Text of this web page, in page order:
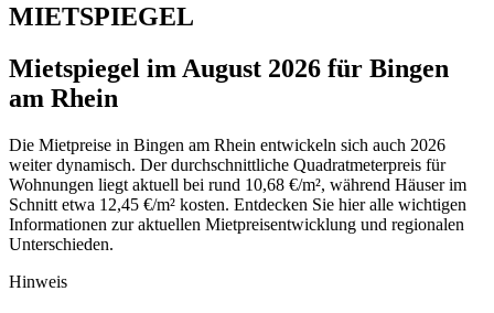
MIETSPIEGEL
Mietspiegel im August 2026 für Bingen
am Rhein
Die Mietpreise in Bingen am Rhein entwickeln sich auch 2026
weiter dynamisch. Der durchschnittliche Quadratmeterpreis für
Wohnungen liegt aktuell bei rund 10,68 €/m², während Häuser im
Schnitt etwa 12,45 €/m² kosten. Entdecken Sie hier alle wichtigen
Informationen zur aktuellen Mietpreisentwicklung und regionalen
Unterschieden.
Hinweis